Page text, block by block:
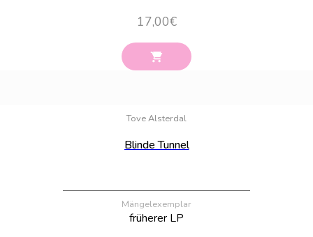
17,00€
Tove Alsterdal
Blinde Tunnel
Mängelexemplar
früherer LP